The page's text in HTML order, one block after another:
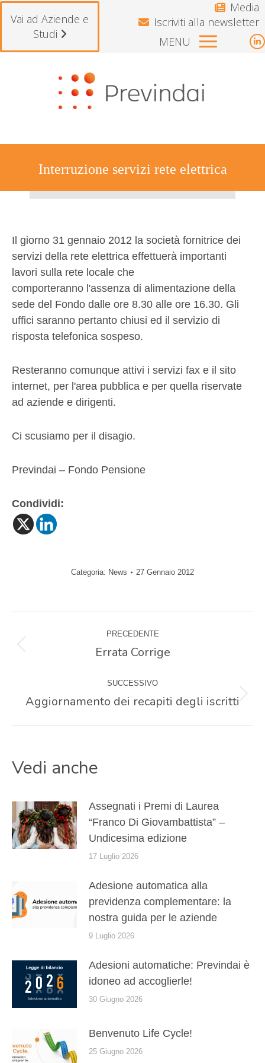
Vai ad Aziende e
Studi
Media
Iscriviti alla newsletter
MENU
Interruzione servizi rete elettrica
Il giorno 31 gennaio 2012 la società fornitrice dei
servizi della rete elettrica effettuerà importanti
lavori sulla rete locale che
comporteranno l'assenza di alimentazione della
sede del Fondo dalle ore 8.30 alle ore 16.30. Gli
uffici saranno pertanto chiusi ed il servizio di
risposta telefonica sospeso.
Resteranno comunque attivi i servizi fax e il sito
internet, per l'area pubblica e per quella riservate
ad aziende e dirigenti.
Ci scusiamo per il disagio.
Previndai – Fondo Pensione
Condividi:
Categoria: News 27 Gennaio 2012
post
PRECEDENTE
Post
Errata Corrige
SUCCESSIVO
Prossimo
Aggiornamento dei recapiti degli iscritti
Vedi anche
Assegnati i Premi di Laurea
“Franco Di Giovambattista” –
Undicesima edizione
17 Luglio 2026
Adesione automatica alla
previdenza complementare: la
nostra guida per le aziende
9 Luglio 2026
Adesioni automatiche: Previndai è
idoneo ad accoglierle!
30 Giugno 2026
Benvenuto Life Cycle!
25 Giugno 2026
Si avvisano gli iscritti che il Fondo